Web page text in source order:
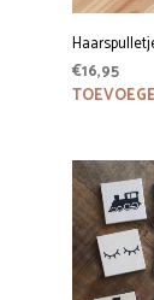
€16,95